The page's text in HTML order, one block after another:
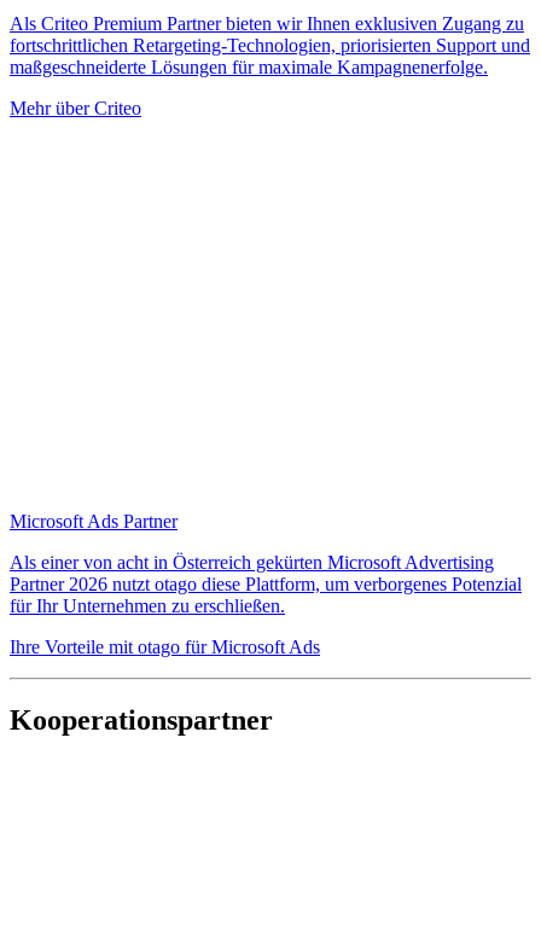
Als Criteo Premium Partner bieten wir Ihnen exklusiven Zugang zu
fortschrittlichen Retargeting-Technologien, priorisierten Support und
maßgeschneiderte Lösungen für maximale Kampagnenerfolge.
Mehr über Criteo
Microsoft Ads Partner
Als einer von acht in Österreich gekürten Microsoft Advertising
Partner 2026 nutzt otago diese Plattform, um verborgenes Potenzial
für Ihr Unternehmen zu erschließen.
Ihre Vorteile mit otago für Microsoft Ads
Kooperationspartner